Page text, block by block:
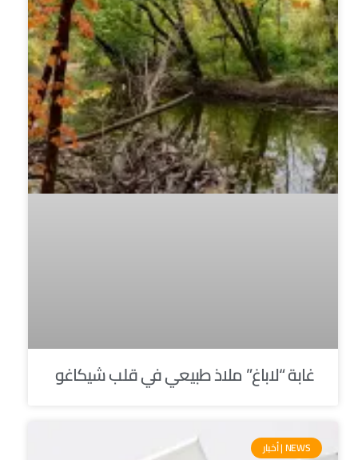
غابة “لاباغ” ملاذ طبيعي في قلب شيكاغو
NEWS | أخبار